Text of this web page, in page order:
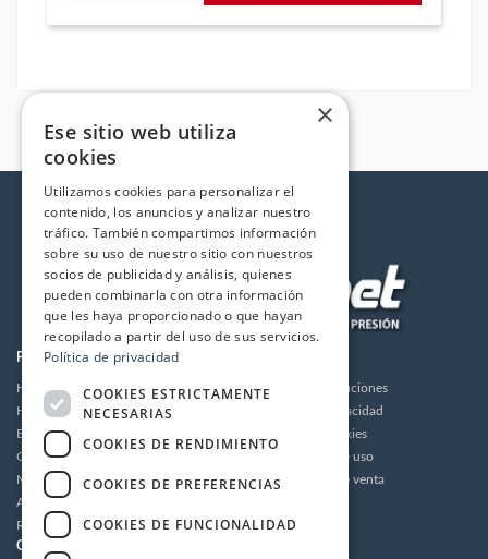
PRODUCTOS
Hidrolimpiadoras
Humidificación
Bombas de alta presión
Grupos motor bomba alta presión
Motores
Accesorios
Recambios / Repuestos
Envios y devoluciones
Política de privacidad
Política de cookies
Condiciones de uso
Condiciones de venta
CUENTA
×
Ese sitio web utiliza
cookies
Utilizamos cookies para personalizar el
contenido, los anuncios y analizar nuestro
tráfico. También compartimos información
sobre su uso de nuestro sitio con nuestros
socios de publicidad y análisis, quienes
pueden combinarla con otra información
que les haya proporcionado o que hayan
recopilado a partir del uso de sus servicios.
Política de privacidad
COOKIES ESTRICTAMENTE
NECESARIAS
COOKIES DE RENDIMIENTO
COOKIES DE PREFERENCIAS
COOKIES DE FUNCIONALIDAD